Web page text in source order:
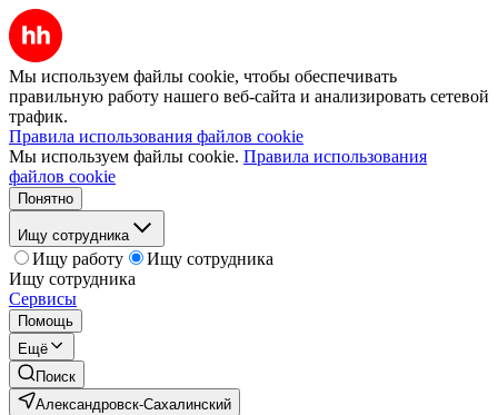
Мы используем файлы cookie, чтобы обеспечивать
правильную работу нашего веб-сайта и анализировать сетевой
трафик.
Правила использования файлов cookie
Мы используем файлы cookie. Правила использования
файлов cookie
Понятно
Ищу сотрудника
Ищу работу
Ищу сотрудника
Ищу сотрудника
Сервисы
Помощь
Ещё
Поиск
Александровск-Сахалинский